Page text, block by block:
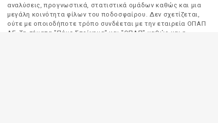
αναλύσεις, προγνωστικά, στατιστικά ομάδων καθώς και μια
μεγάλη κοινότητα φίλων του ποδοσφαίρου. Δεν σχετίζεται,
ούτε με οποιοδήποτε τρόπο συνδέεται με την εταιρεία ΟΠΑΠ
ΑΕ. Τα σήματα "Πάμε Στοίχημα" και "ΟΠΑΠ" καθώς και η